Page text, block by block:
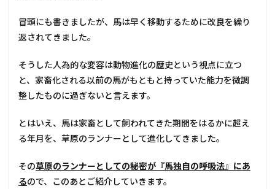
冒頭にも書きましたが、馬は早く移動するために改良を繰り
返されてきました。
そうした人為的な変容は動物進化の歴史という視点に立つ
と、家畜化される以前の馬がもともと持っていた能力を微調
整したものに過ぎないと言えます。
とはいえ、馬は家畜として飼われてきた期間をはるかに超え
る年月を、草原のランナーとして進化してきました。
その草原のランナーとしての秘密が『馬独自の呼吸法』にあ
るので、このあとご紹介していきます。